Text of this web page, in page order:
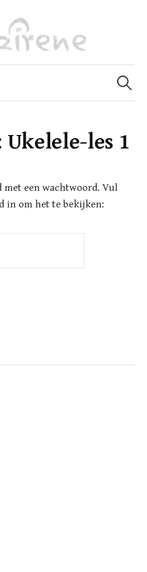
Zoeken
naar:
Ukelele-les 1
met een wachtwoord. Vul
in om het te bekijken: